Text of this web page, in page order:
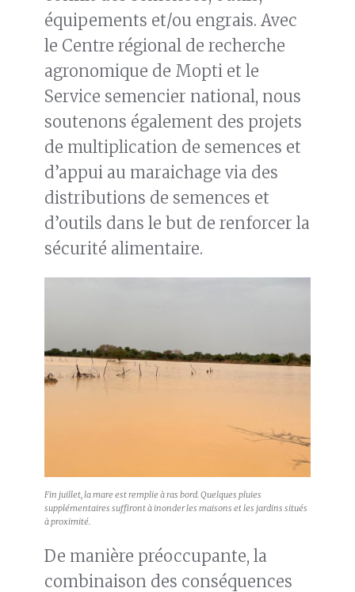
équipements et/ou engrais. Avec
le Centre régional de recherche
agronomique de Mopti et le
Service semencier national, nous
soutenons également des projets
de multiplication de semences et
d’appui au maraichage via des
distributions de semences et
d’outils dans le but de renforcer la
sécurité alimentaire.
Fin juillet, la mare est remplie à ras bord. Quelques pluies
supplémentaires suffiront à inonder les maisons et les jardins situés
à proximité.
De manière préoccupante, la
combinaison des conséquences